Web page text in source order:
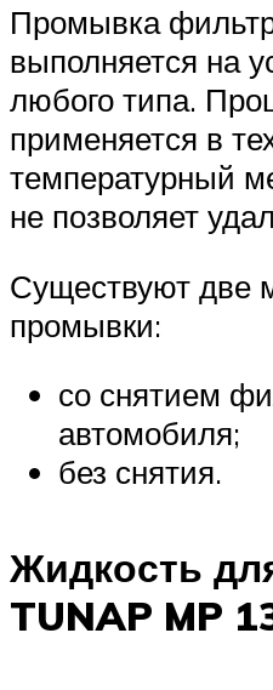
Промывка
выполняется на
любого типа.
применяется в
температурный
не позволяет
Существуют две
промывки:
со снятием
автомобиля;
без снятия.
Жидкость
TUNAP MP